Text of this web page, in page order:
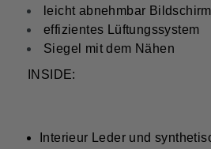
leicht abnehmbar Bildschirm
effizientes Lüftungssystem
Siegel mit dem Nähen
INSIDE:
Interieur Leder und